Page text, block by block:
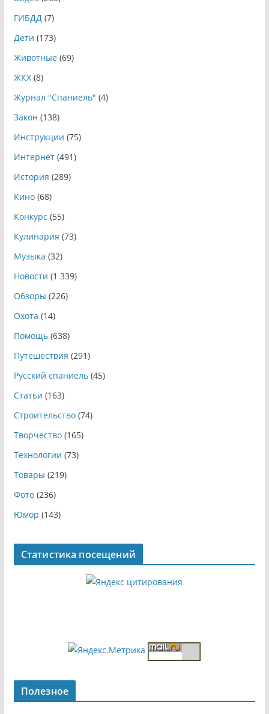
ГИБДД(7)
Дети (173)
Животные(69)
ЖКХ(8)
Журнал "Спаниель" (4)
Закон (138)
Инструкции (75)
Интернет(491)
История (289)
Кино(68)
Конкурс (55)
Кулинария (73)
Музыка (32)
Новости (1 339)
Обзоры (226)
Охота (14)
Помощь(638)
Путешествия (291)
Русский спаниель(45)
Статьи (163)
Строительство(74)
Творчество(165)
Технологии (73)
Товары (219)
Фото(236)
Юмор (143)
Статистика посещений
Полезное